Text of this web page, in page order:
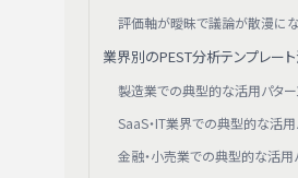
評価軸が曖昧で議論が散漫に
業界別のPEST分析テンプレー
製造業での典型的な活用パター
SaaS・IT業界での典型的な活用
金融・小売業での典型的な活用